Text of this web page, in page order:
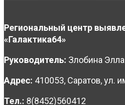
Региональный центр
«Галактика64»
Руководитель: Злобина
Адрес: 410053, Саратов, ул.
Тел.: 8(8452)560412